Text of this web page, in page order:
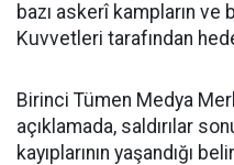
bazı askerî kampların ve
Kuvvetleri tarafından
Birinci Tümen Medya
açıklamada, saldırılar
kayıplarının yaşandığı